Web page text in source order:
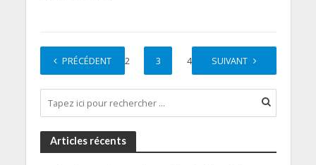
PRÉCÉDENT
1 2 3 4 5
SUIVANT
Articles récents